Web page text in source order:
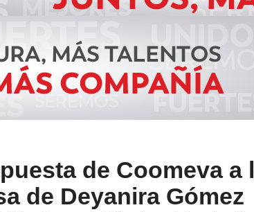
de Coomeva
de Deyanira Gómez